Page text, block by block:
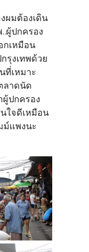
ผมต้องเดิน
ผู้ปกครอง
กเหมือน
รุงเทพด้วย
ที่เหมาะ
ลาดนัด
ผู้ปกครอง
ใจดีเหมือน
ม์แพงนะ